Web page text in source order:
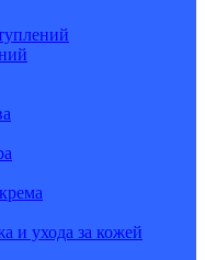
и ухода за кожей